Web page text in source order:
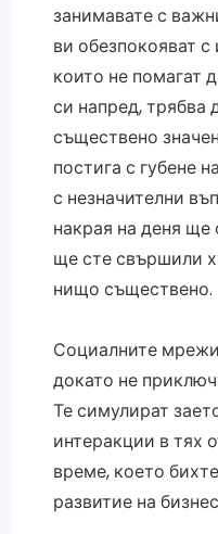
занимавате с
ви обезпокояват
които не помагат
си напред, трябва
съществено
постига с губене
с незначителни
накрая на деня ще
ще сте свършили
нищо съществено.
Социалните
докато не
Те симулират
интеракции в тях
време, което
развитие на